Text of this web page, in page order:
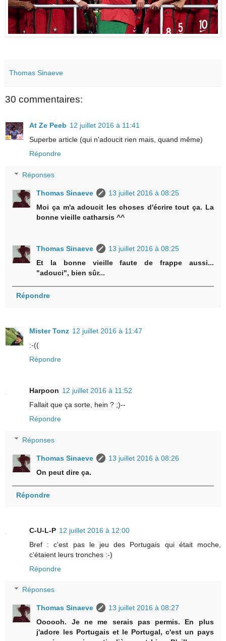
Thomas Sinaeve
30 commentaires:
At Ze Peeb 12 juillet 2016 à 11:41
Superbe article (qui n'adoucit rien mais, quand même)
Répondre
Réponses
Thomas Sinaeve
13 juillet 2016 à 08:25
Moi ça m'a adoucit les choses d'écrire tout ça. La
bonne vieille catharsis ^^
Thomas Sinaeve
13 juillet 2016 à 08:25
Et la bonne vieille faute de frappe aussi...
"adouci", bien sûr...
Répondre
Mister Tonz 12 juillet 2016 à 11:47
:-((
Répondre
Harpoon 12 juillet 2016 à 11:52
Fallait que ça sorte, hein ? ;)--
Répondre
Réponses
Thomas Sinaeve
13 juillet 2016 à 08:26
On peut dire ça.
Répondre
C-U-L-P 12 juillet 2016 à 12:00
Bref : c'est pas le jeu des Portugais qui était moche,
c'étaient leurs tronches :-)
Répondre
Réponses
Thomas Sinaeve
13 juillet 2016 à 08:27
Oooooh. Je ne me serais pas permis. En plus
j'adore les Portugais et le Portugal, c'est un pays